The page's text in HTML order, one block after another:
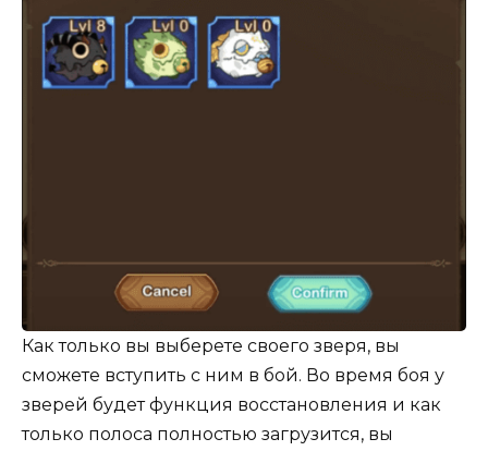
Как только вы выберете своего зверя, вы
сможете вступить с ним в бой. Во время боя у
зверей будет функция восстановления и как
только полоса полностью загрузится, вы